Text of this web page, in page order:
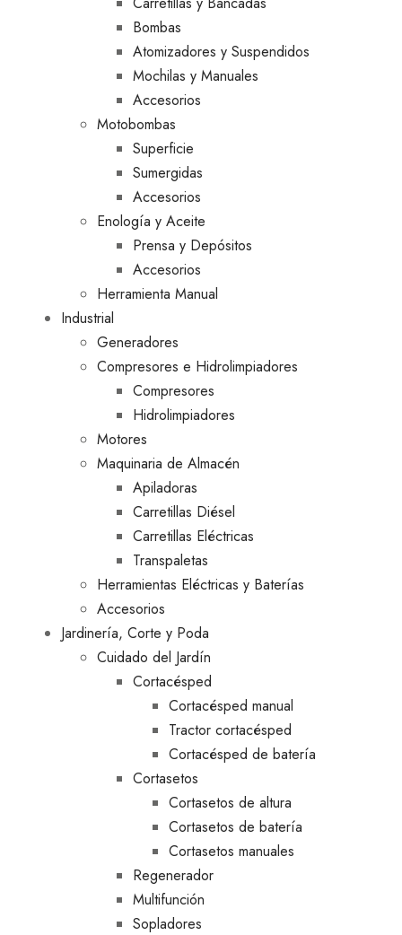
Bombas
Atomizadores y Suspendidos
Mochilas y Manuales
Accesorios
Motobombas
Superficie
Sumergidas
Accesorios
Enología y Aceite
Prensa y Depósitos
Accesorios
Herramienta Manual
Industrial
Generadores
Compresores e Hidrolimpiadores
Compresores
Hidrolimpiadores
Motores
Maquinaria de Almacén
Apiladoras
Carretillas Diésel
Carretillas Eléctricas
Transpaletas
Herramientas Eléctricas y Baterías
Accesorios
Jardinería, Corte y Poda
Cuidado del Jardín
Cortacésped
Cortacésped manual
Tractor cortacésped
Cortacésped de batería
Cortasetos
Cortasetos de altura
Cortasetos de batería
Cortasetos manuales
Regenerador
Multifunción
Sopladores